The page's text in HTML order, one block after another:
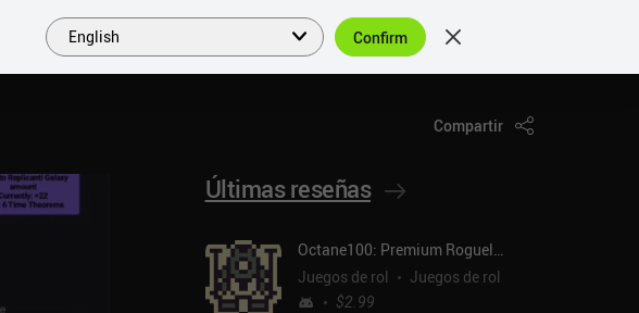
COLECCIONES TOP ES
Compartir
Últimas reseñas
Octane100: Premium Roguelike
Juegos de rol
Juegos de rol
$2.99
English Confirm